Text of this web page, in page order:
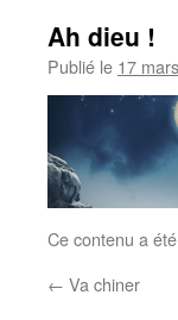
Ah dieu !
Publié le 17
Ce contenu a
← Va chiner